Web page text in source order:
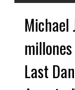
Michael
Last